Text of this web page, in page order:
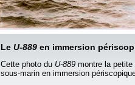
Le U-889 en immersion
Cette photo du U-889 montre la
sous-marin en immersion